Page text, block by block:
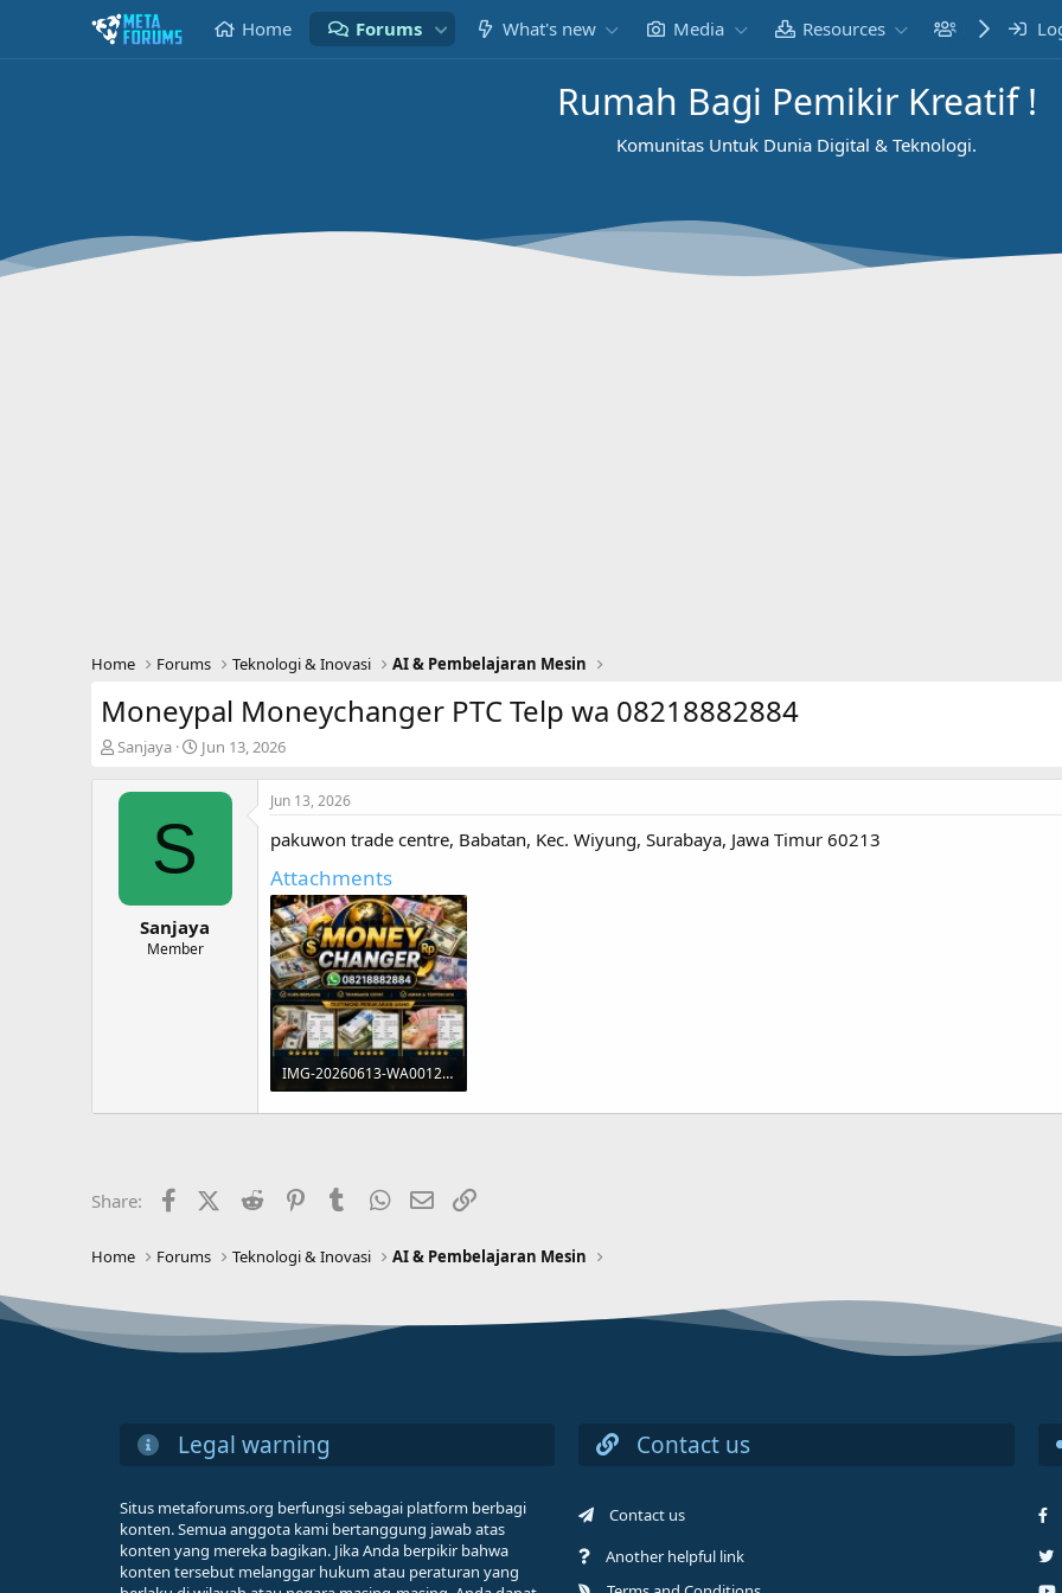
Home Forums What's new Media Resources Members
Rumah Bagi Pemikir Kreatif !
Komunitas Untuk Dunia Digital & Teknologi.
Home Forums Teknologi & Inovasi AI & Pembelajaran Mesin
Moneypal Moneychanger PTC Telp wa 08218882884
T
e
t
Sanjaya
S
a
Jun 13, 2026
S
Sanjaya
Member
Jun 13, 2026
pakuwon trade centre, Babatan, Kec. Wiyung, Surabaya, Jawa Timur 60213
Attachments
IMG-20260613-WA0012.jpg
329 KB · Views: 9
Share: FacebookX (Twitter)
Reddit PinterestTumblr WhatsApp
Email
Home Forums Teknologi & Inovasi AI & Pembelajaran Mesin
Legal warning
Situs metaforums.org berfungsi sebagai platform berbagi
konten. Semua anggota kami bertanggung jawab atas
konten yang mereka bagikan. Jika Anda berpikir bahwa
konten tersebut melanggar hukum atau peraturan yang
Contact us
Contact us
Another helpful link